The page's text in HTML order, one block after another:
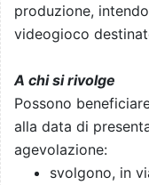
produzione,
videogioco
A chi si rivolge
Possono
alla data di
agevolazione:
svolgono, in